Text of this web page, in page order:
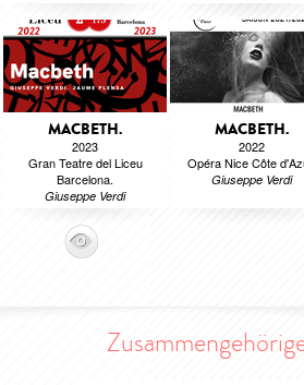
MACBETH.
2023
Gran Teatre del Liceu
Barcelona.
Giuseppe Verdi
MACBETH.
2022
Opéra Nice Côte
Giuseppe Verdi